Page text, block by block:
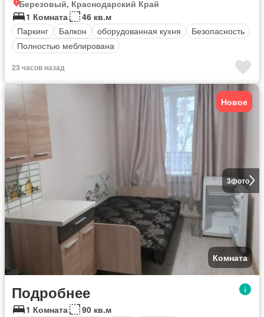
Березовый, Краснодарский Край
1 Комната
46 кв.м
Паркинг
Балкон оборудованная кухня
Безопасность
Полностью меблирована
23 часов назад
3фото
Новое
Комната
Подробнее
1 Комната
90 кв.м